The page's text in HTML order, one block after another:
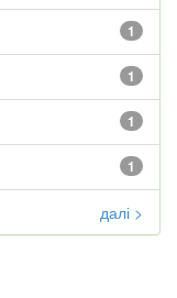
1
1
1
1
далі >